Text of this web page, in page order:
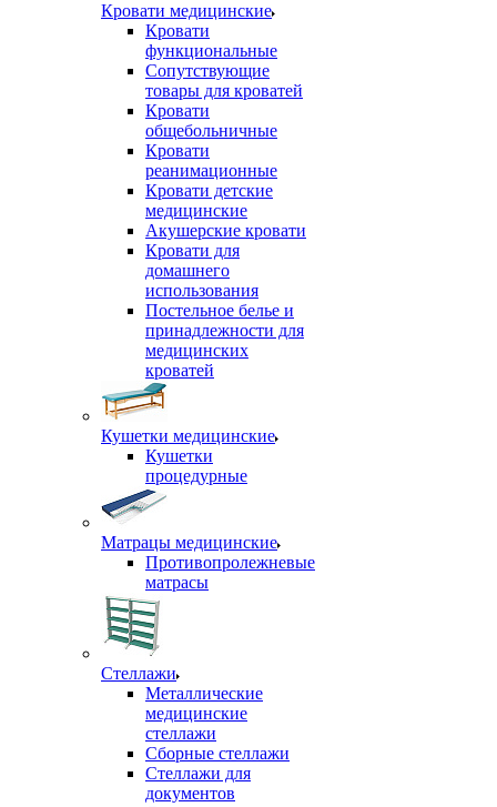
Кровати медицинские
Кровати
функциональные
Сопутствующие
товары для кроватей
Кровати
общебольничные
Кровати
реанимационные
Кровати детские
медицинские
Акушерские кровати
Кровати для
домашнего
использования
Постельное белье и
принадлежности для
медицинских
кроватей
Кушетки медицинские
Кушетки
процедурные
Матрацы медицинские
Противопролежневые
матрасы
Стеллажи
Металлические
медицинские
стеллажи
Сборные стеллажи
Стеллажи для
документов